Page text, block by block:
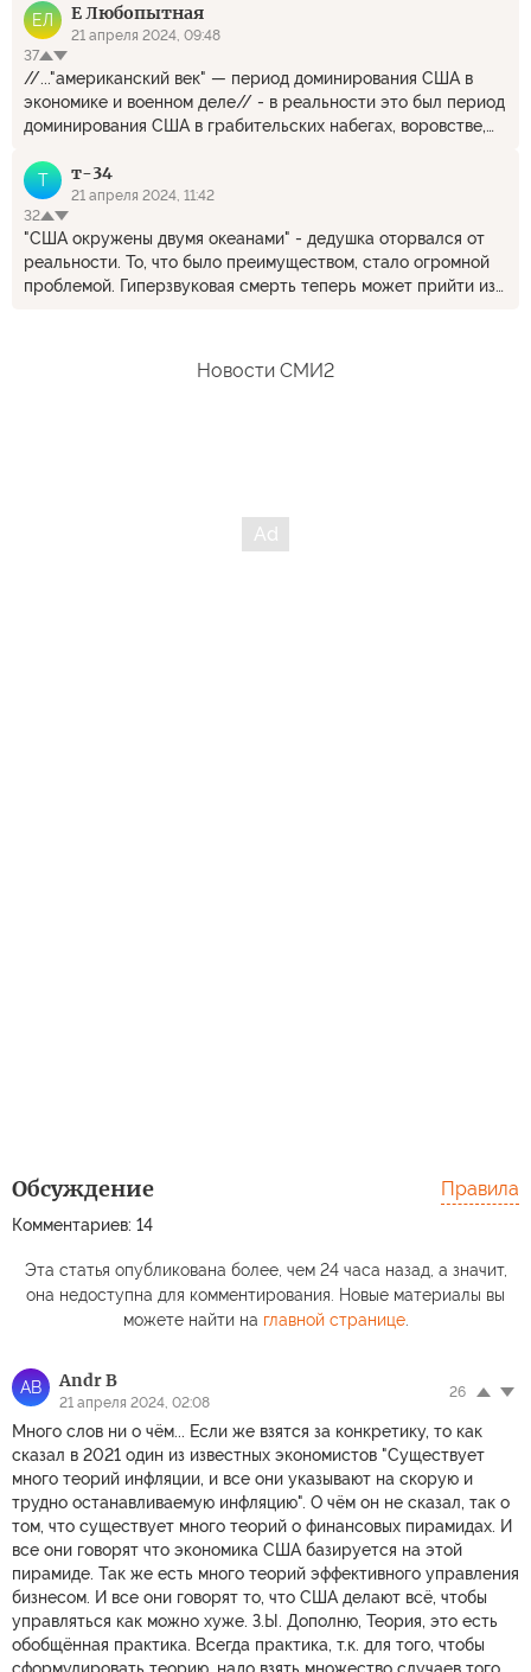
ЕЛ Е Любопытная
21 апреля 2024, 09:48
37
//..."американский век" — период доминирования США в
экономике и военном деле// - в реальности это был период
доминирования США в грабительских набегах, воровстве,
Т т-34
21 апреля 2024, 11:42
32
"США окружены двумя океанами" - дедушка оторвался от
реальности. То, что было преимуществом, стало огромной
проблемой. Гиперзвуковая смерть теперь может прийти из-
Новости СМИ2
Обсуждение
Комментариев: 14
Правила
Эта статья опубликована более, чем 24 часа назад, а значит,
она недоступна для комментирования. Новые материалы вы
можете найти на главной странице.
AB Andr B
21 апреля 2024, 02:08
26
Много слов ни о чём... Если же взятся за конкретику, то как
сказал в 2021 один из известных экономистов "Существует
много теорий инфляции, и все они указывают на скорую и
трудно останавливаемую инфляцию". О чём он не сказал, так о
том, что существует много теорий о финансовых пирамидах. И
все они говорят что экономика США базируется на этой
пирамиде. Так же есть много теорий эффективного управления
бизнесом. И все они говорят то, что США делают всё, чтобы
управляться как можно хуже. З.Ы. Дополню, Теория, это есть
обобщённая практика. Всегда практика, т.к. для того, чтобы
сформулировать теорию, надо взять множество случаев того,